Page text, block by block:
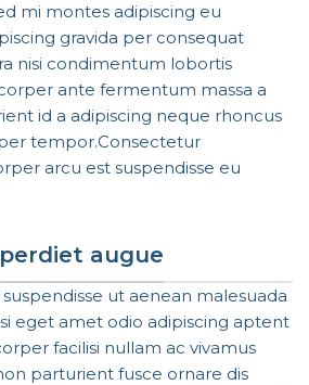
mi montes adipiscing eu
gravida per consequat
nisi condimentum lobortis
ante fermentum massa a
id a adipiscing neque rhoncus
tempor.Consectetur
arcu est suspendisse eu
augue
ut aenean malesuada
eget amet odio adipiscing aptent
facilisi nullam ac vivamus
parturient fusce ornare dis